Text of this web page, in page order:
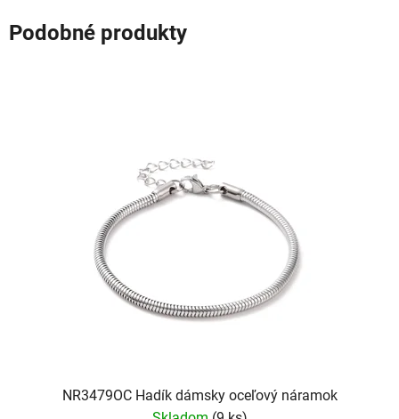
Podobné produkty
NR3479OC Hadík dámsky oceľový náramok